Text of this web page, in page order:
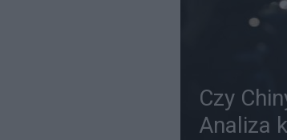
Czy
Analiza